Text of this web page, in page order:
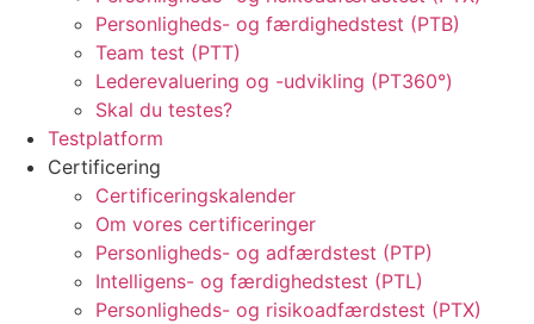
Personligheds- og færdighedstest (PTB)
Team test (PTT)
Lederevaluering og -udvikling (PT360°)
Skal du testes?
Testplatform
Certificering
Certificeringskalender
Om vores certificeringer
Personligheds- og adfærdstest (PTP)
Intelligens- og færdighedstest (PTL)
Personligheds- og risikoadfærdstest (PTX)